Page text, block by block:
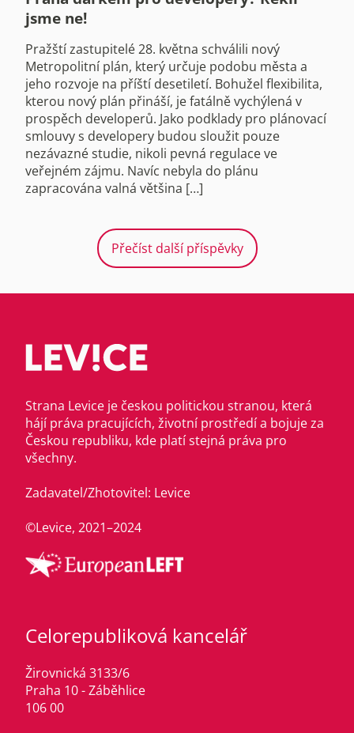
jsme ne!
Pražští zastupitelé 28. května schválili nový
Metropolitní plán, který určuje podobu města a
jeho rozvoje na příští desetiletí. Bohužel flexibilita,
kterou nový plán přináší, je fatálně vychýlená v
prospěch developerů. Jako podklady pro plánovací
smlouvy s developery budou sloužit pouze
nezávazné studie, nikoli pevná regulace ve
veřejném zájmu. Navíc nebyla do plánu
zapracována valná většina […]
Přečíst další příspěvky
Strana Levice je českou politickou stranou, která
hájí práva pracujících, životní prostředí a bojuje za
Českou republiku, kde platí stejná práva pro
všechny.
Zadavatel/Zhotovitel: Levice
©Levice, 2021–2024
Celorepubliková kancelář
Žirovnická 3133/6
Praha 10 - Záběhlice
106 00